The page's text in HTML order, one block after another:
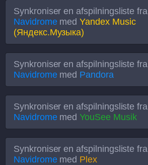
Synkroniser en afspilningsliste fra
NavidromemedYandex Music
(Яндекс.Музыка)
Synkroniser en afspilningsliste fra
Navidromemed Pandora
Synkroniser en afspilningsliste fra
NavidromemedYouSee Musik
Synkroniser en afspilningsliste fra
Navidromemed Plex